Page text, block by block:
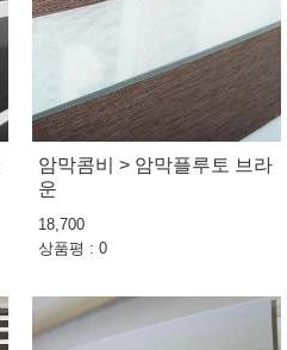
암막콤비 > 암막플루토 브라
운
18,700
상품평 : 0